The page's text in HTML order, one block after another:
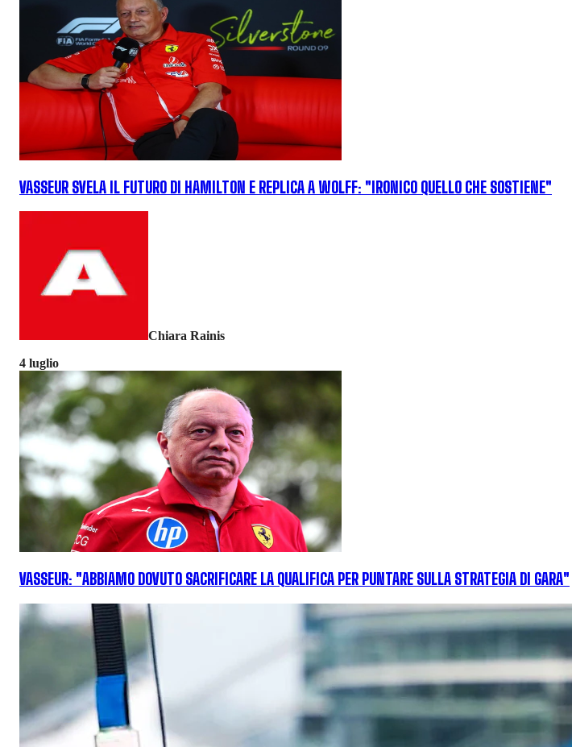
VASSEUR SVELA IL FUTURO DI HAMILTON E REPLICA A WOLFF: "IRONICO QUELLO CHE SOSTIENE"
Chiara Rainis
4 luglio
VASSEUR: "ABBIAMO DOVUTO SACRIFICARE LA QUALIFICA PER PUNTARE SULLA STRATEGIA DI GARA"